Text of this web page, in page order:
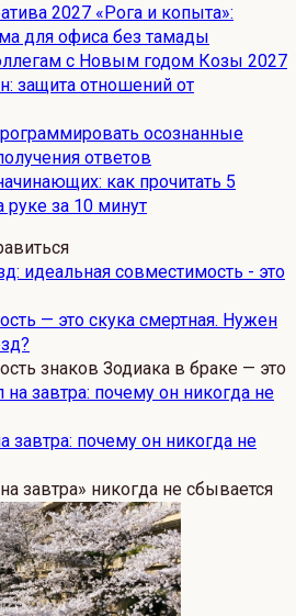
2027 «Рога и копыта»:
для офиса без тамады
с Новым годом Козы 2027
защита отношений от
осознанные
ответов
как прочитать 5
руке за 10 минут
— это скука смертная. Нужен
знаков Зодиака в браке — это
почему он никогда не
завтра» никогда не сбывается